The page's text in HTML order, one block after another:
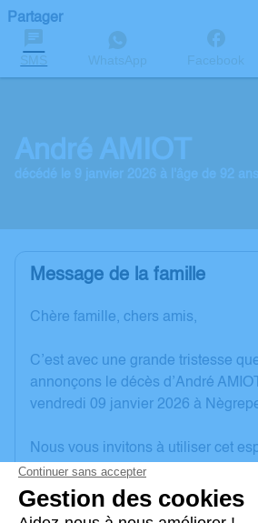
Partager
SMS WhatsApp Facebook
André AMIOT
décédé le 9 janvier 2026 à l'âge de 92 ans
Message de la famille
Chère famille, chers amis,
C’est avec une grande tristesse
annonçons le décès d’André
vendredi 09 janvier 2026 à
Nous vous invitons à utiliser cet
vos condoléances, partager des
une anecdote ou exprimer vos
poèmes ou des textes. Cet endroit